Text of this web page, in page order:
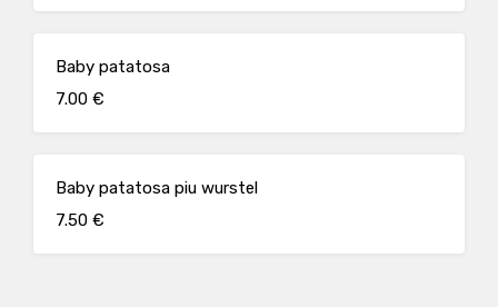
Baby patatosa
7.00 €
Baby patatosa piu wurstel
7.50 €